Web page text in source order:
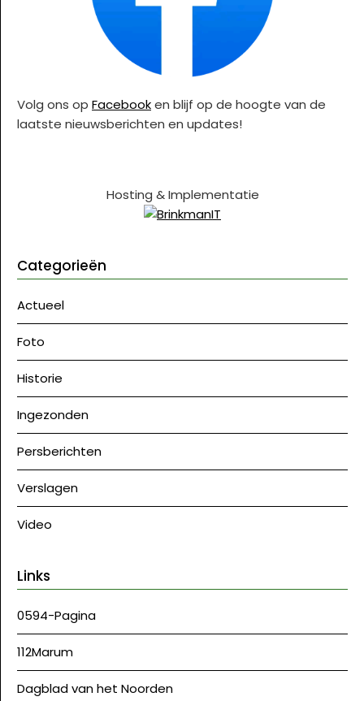
Volg ons op Facebooken blijf op de hoogte van de
laatste nieuwsberichten en updates!
Hosting & Implementatie
Categorieën
Actueel
Foto
Historie
Ingezonden
Persberichten
Verslagen
Video
Links
0594-Pagina
112Marum
Dagblad van het Noorden